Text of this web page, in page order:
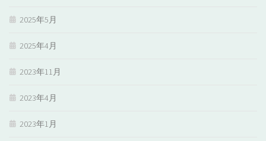
2025年5月
2025年4月
2023年11月
2023年4月
2023年1月